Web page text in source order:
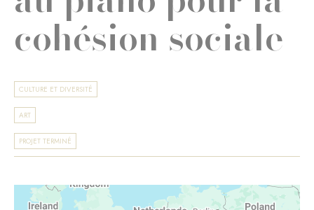
cohésion sociale
CULTURE ET DIVERSITÉ
ART
PROJET TERMINÉ